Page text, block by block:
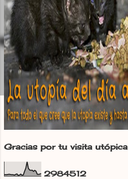
Gracias por tu visita utópica
2984512